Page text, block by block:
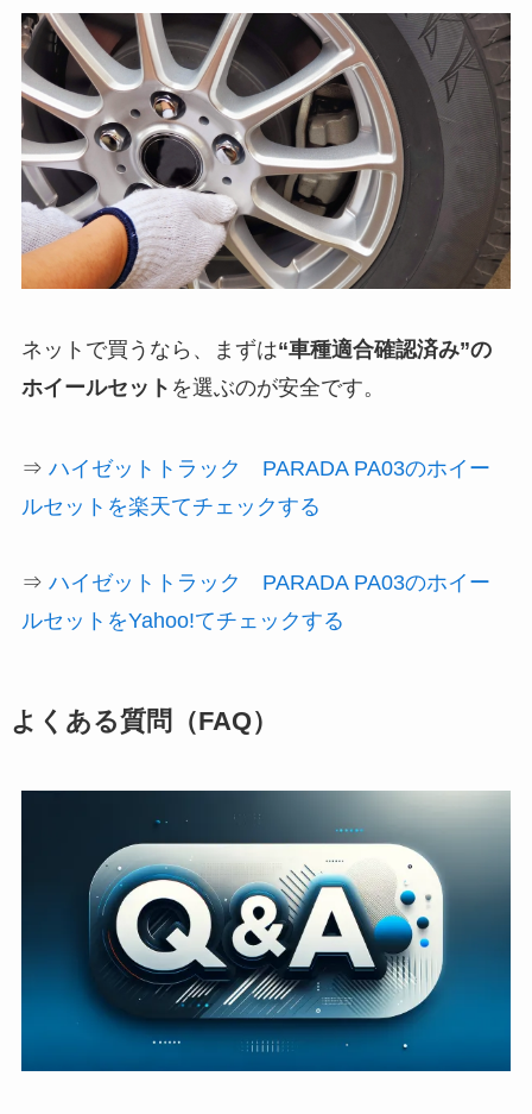
ネットで買うなら、まずは“車種適合確認済み”の
ホイールセット を選ぶのが安全です。
⇒ ハイゼットトラック PARADA PA03のホイー
ルセットを楽天てチェックする
⇒ ハイゼットトラック PARADA PA03のホイー
ルセットをYahoo!てチェックする
よくある質問（FAQ）